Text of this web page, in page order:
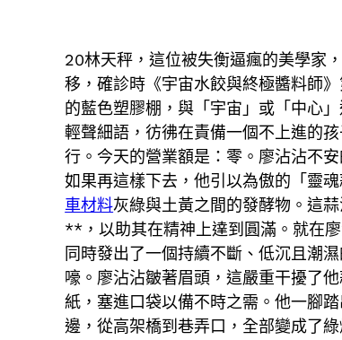
20林天秤，這位被失衡逼瘋的美學家
移，確診時《宇宙水餃與終極醬料師
的藍色塑膠棚，與「宇宙」或「中心
輕聲細語，彷彿在責備一個不上進的
行。今天的營業額是：零。廖沾沾不
如果再這樣下去，他引以為傲的「靈
車材料灰綠與土黃之間的發酵物。這
**，以助其在精神上達到圓滿。就在
同時發出了一個持續不斷、低沉且潮
嚎。廖沾沾皺著眉頭，這嚴重干擾了
紙，塞進口袋以備不時之需。他一腳
邊，從高架橋到巷弄口，全部變成了